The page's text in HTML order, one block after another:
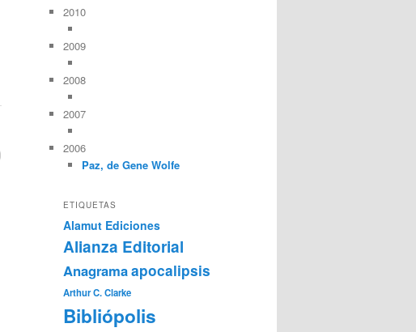
2010
2009
2008
2007
2006
Paz, de Gene Wolfe
ETIQUETAS
Alamut Ediciones
Alianza Editorial
Anagramaapocalipsis
Arthur C. Clarke
Bibliópolis